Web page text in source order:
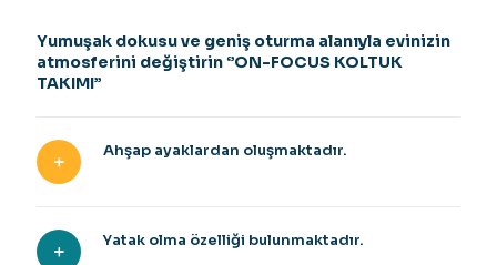
Yumuşak dokusu ve geniş oturma alanıyla evinizin
atmosferini değiştirin ‘’ON-FOCUS KOLTUK
TAKIMI’’
Ahşap ayaklardan oluşmaktadır.
Yatak olma özelliği bulunmaktadır.